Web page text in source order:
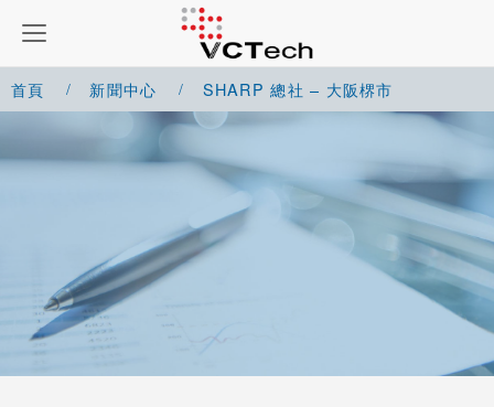
首頁 新聞中心 SHARP 總社 – 大阪楐市